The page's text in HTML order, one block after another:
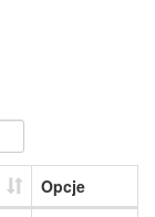
Opcje